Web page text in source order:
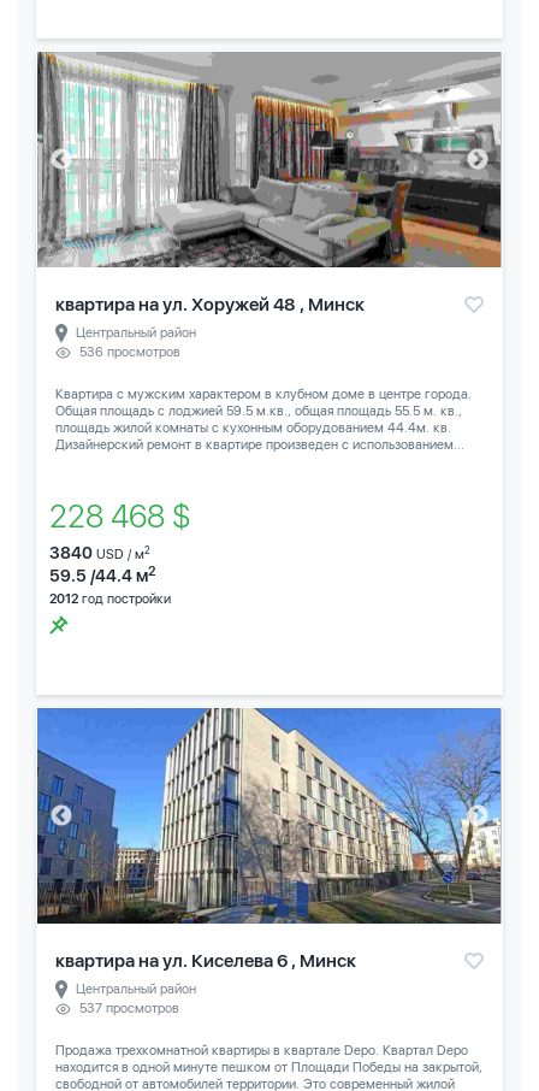
квартира на ул. Хоружей 48 , Минск
Центральный район
536 просмотров
Квартира с мужским характером в клубном доме в центре города.
Общая площадь с лоджией 59.5 м.кв., общая площадь 55.5 м. кв.,
площадь жилой комнаты с кухонным оборудованием 44.4м. кв.
Дизайнерский ремонт в квартире произведен с использованием...
228 468 $
3840 USD / м2
59.5 /44.4 м2
2012 год постройки
квартира на ул. Киселева 6 , Минск
Центральный район
537 просмотров
Продажа трехкомнатной квартиры в квартале Depo. Квартал Depo
находится в одной минуте пешком от Площади Победы на закрытой,
свободной от автомобилей территории. Это современный жилой